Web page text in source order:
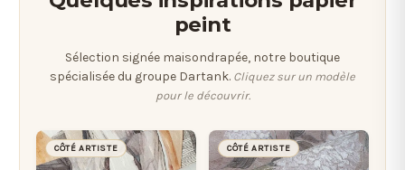
peint
Sélection signée maisondrapée, notre boutique
spécialisée du groupe Dartank. Cliquez sur un modèle
pour le découvrir.
CÔTÉ ARTISTE CÔTÉ ARTISTE